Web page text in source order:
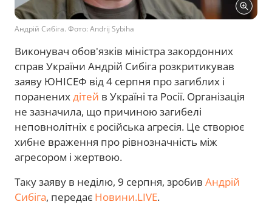
Андрій Сибіга. Фото: Andrij Sybiha
Виконувач обов'язків міністра закордонних
справ України Андрій Сибіга розкритикував
заяву ЮНІСЕФ від 4 серпня про загиблих і
пораненихдітей в Україні та Росії. Організація
не зазначила, що причиною загибелі
неповнолітніх є російська агресія. Це створює
хибне враження про рівнозначність між
агресором і жертвою.
Таку заяву в неділю, 9 серпня, зробив Андрій
Сибіга, передає Новини.LIVE.